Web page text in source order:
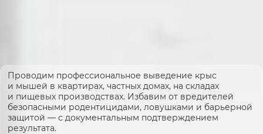
Проводим профессиональное выведение крыс
и мышей в квартирах, частных домах, на складах
и пищевых производствах. Избавим от вредителей
безопасными родентицидами, ловушками и барьерной
защитой — с документальным подтверждением
результата.